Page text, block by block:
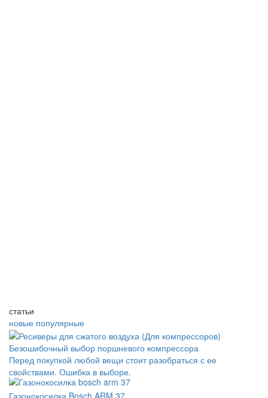
статьи
новые популярные
Безошибочный выбор поршневого компрессора
Перед покупкой любой вещи стоит разобраться с ее
свойствами. Ошибка в выборе.
Газонокосилка Bosch ARM 37